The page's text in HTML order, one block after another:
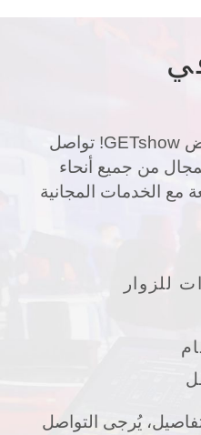
اكتشف كل ما يقدمه معرض GETshow! تواصل
من جميع أنحاء
مع الخدمات المجانية
للزوار
يُرجى التواصل